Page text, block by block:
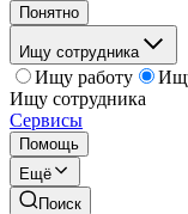
Понятно
Ищу сотрудника
Ищу работу
Ищу сотрудника
Сервисы
Помощь
Ещё
Поиск